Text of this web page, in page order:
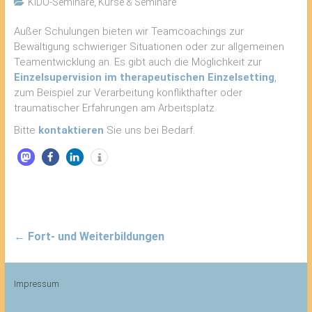
Außer Schulungen bieten wir Teamcoachings zur
Bewältigung schwieriger Situationen oder zur allgemeinen
Teamentwicklung an. Es gibt auch die Möglichkeit zur
Einzelsupervision im therapeutischen Einzelsetting,
zum Beispiel zur Verarbeitung konflikthafter oder
traumatischer Erfahrungen am Arbeitsplatz.
Bitte kontaktieren Sie uns bei Bedarf.
← Fort- und Weiterbildungen
Impressum